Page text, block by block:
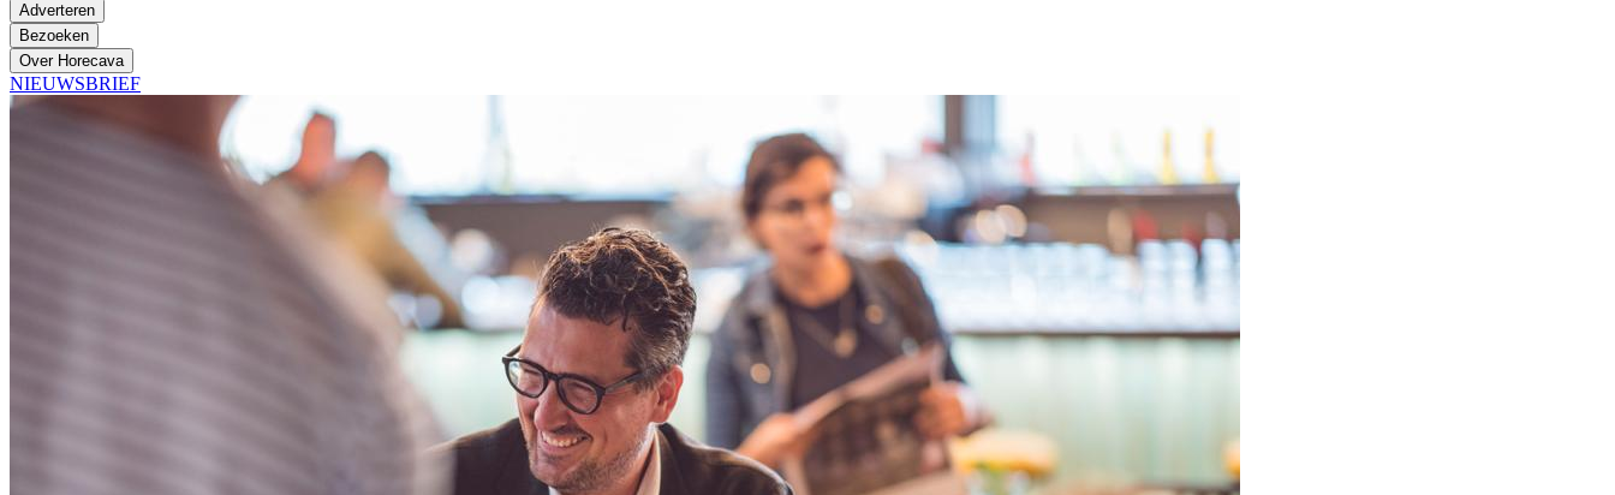
Adverteren
Bezoeken
Over Horecava
NIEUWSBRIEF